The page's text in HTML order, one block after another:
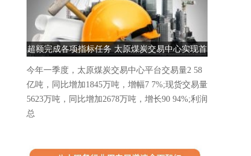
超额完成各项指标任务 太原煤炭交易中心实现首
季“开门红”
今年一季度，太原煤炭交易中心平台交易量2 58
亿吨，同比增加1845万吨，增幅7 7%;现货交易量
5623万吨，同比增加2678万吨，增长90 94%;利润
总